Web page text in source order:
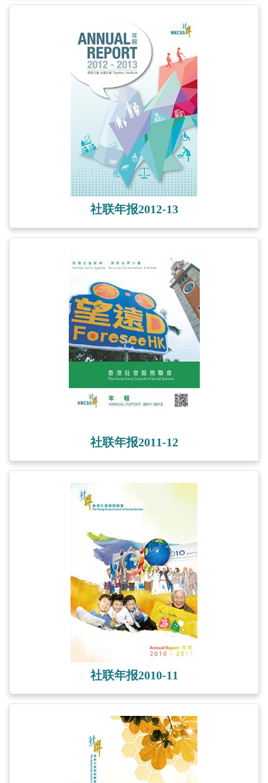
社联年报2012-13
社联年报2011-12
社联年报2010-11